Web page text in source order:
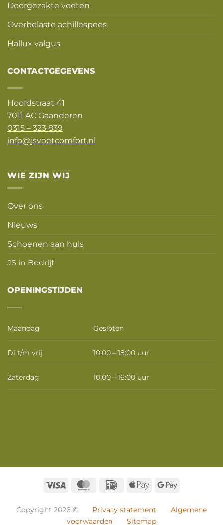
Doorgezakte voeten
Overbelaste achillespees
Hallux valgus
CONTACTGEGEVENS
Hoofdstraat 41
7011 AC Gaanderen
0315 – 323 839
info@jsvoetcomfort.nl
WIE ZIJN WIJ
Over ons
Nieuws
Schoenen aan huis
JS in Bedrijf
OPENINGSTIJDEN
Maandag Gesloten
Di t/m vrij 10:00 – 18:00 uur
Zaterdag 10:00 – 16:00 uur
Visa MasterCard
IDeal
Apple
Google
Copyright 2026 © Privacy statement
Algemene
voorwaarden
Sitemap